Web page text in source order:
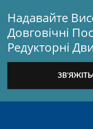
Надавайте
Довговічні
Редукторні